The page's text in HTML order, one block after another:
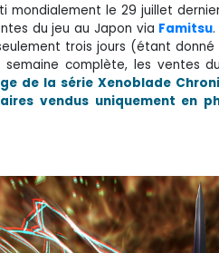
mondialement le 29 juillet
du jeu au Japon via Famitsu
trois jours (étant
complète, les ventes
de la série Xenoblade
vendus uniquement en